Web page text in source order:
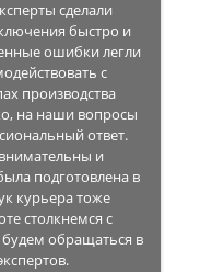
сделали
быстро и
ошибки легли
с
производства
на наши вопросы
ответ.
и
подготовлена в
курьера тоже
столкнемся с
будем обращаться в